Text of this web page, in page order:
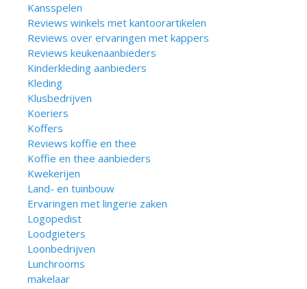
Kansspelen
Reviews winkels met kantoorartikelen
Reviews over ervaringen met kappers
Reviews keukenaanbieders
Kinderkleding aanbieders
Kleding
Klusbedrijven
Koeriers
Koffers
Reviews koffie en thee
Koffie en thee aanbieders
Kwekerijen
Land- en tuinbouw
Ervaringen met lingerie zaken
Logopedist
Loodgieters
Loonbedrijven
Lunchrooms
makelaar